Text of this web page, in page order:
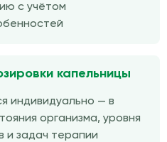
с учётом
капельницы
индивидуально — в
организма, уровня
и задач терапии